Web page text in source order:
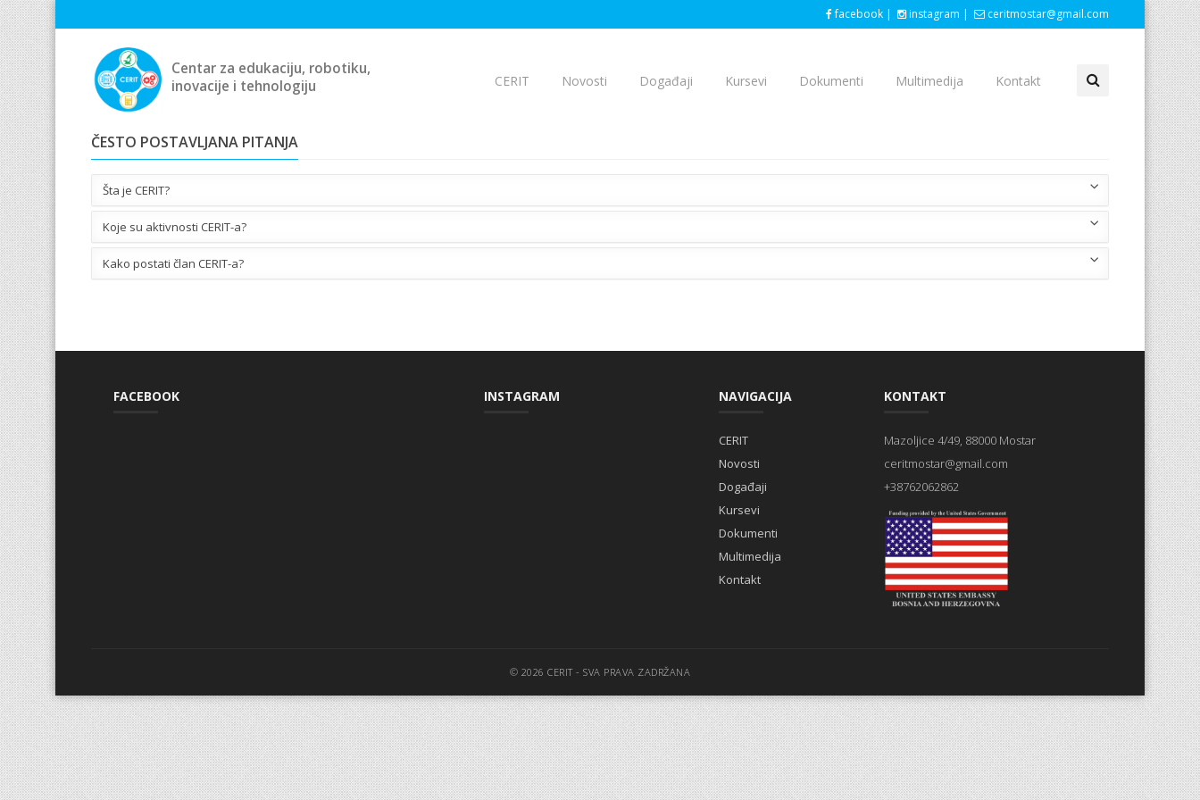
ceritmostar@gmail.com
instagram |
facebook |
Centar za edukaciju, robotiku,
inovacije i tehnologiju
CERIT Novosti Događaji Kursevi Dokumenti Multimedija Kontakt
ČESTO POSTAVLJANA PITANJA
Šta je CERIT?
Koje su aktivnosti CERIT-a?
Kako postati član CERIT-a?
FACEBOOK INSTAGRAM NAVIGACIJA
CERIT
Novosti
Događaji
Kursevi
Dokumenti
Multimedija
Kontakt
KONTAKT
Mazoljice 4/49, 88000 Mostar
ceritmostar@gmail.com
+38762062862
© 2026 CERIT - SVA PRAVA ZADRŽANA